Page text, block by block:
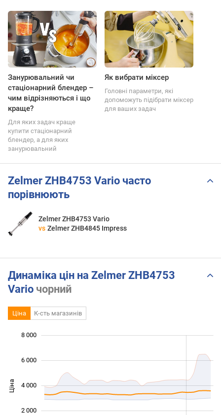
Занурювальний чи
стаціонарний блендер –
чим відрізняються і що
краще?
Для яких задач краще
купити стаціонарний
блендер, а для яких
занурювальний
Як вибрати міксер
Головні параметри, які
допоможуть підібрати міксер
для ваших задач
Zelmer ZHB4753 Vario часто
порівнюють
Zelmer ZHB4753 Vario
vs Zelmer ZHB4845 Impress
Динаміка цін на Zelmer ZHB4753
Vario чорний
Ціна К-сть магазинів
Ціна 1 000
2 000
4 000
6 000
8 000